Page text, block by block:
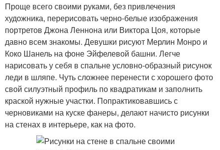
Проще всего своими руками, без привлечения
художника, перерисовать черно-белые изображения
портретов Джона Леннона или Виктора Цоя, которые
давно всем знакомы. Девушки рисуют Мерлин Монро и
Коко Шанель на фоне Эйфелевой башни. Легче
нарисовать у себя в спальне условно-образный рисунок
леди в шляпе. Чуть сложнее перенести с хорошего фото
свой силуэтный профиль по квадратикам и заполнить
краской нужные участки. Попрактиковавшись с
черновиками на куске фанеры, делают начисто рисунки
на стенах в интерьере, как на фото.